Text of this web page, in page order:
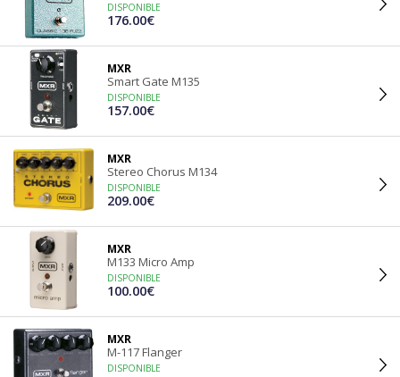
DISPONIBLE
176.00€
MXR
Smart Gate M135
DISPONIBLE
157.00€
MXR
Stereo Chorus M134
DISPONIBLE
209.00€
MXR
M133 Micro Amp
DISPONIBLE
100.00€
MXR
M-117 Flanger
DISPONIBLE